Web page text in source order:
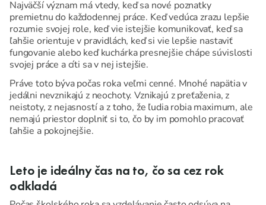
Najväčší význam má vtedy, keď sa nové poznatky
premietnu do každodennej práce. Keď vedúca zrazu lepšie
rozumie svojej role, keď vie istejšie komunikovať, keď sa
ľahšie orientuje v pravidlách, keď si vie lepšie nastaviť
fungovanie alebo keď kuchárka presnejšie chápe súvislosti
svojej práce a cíti sa v nej istejšie.
Práve toto býva počas roka veľmi cenné. Mnohé napätia v
jedálni nevznikajú z neochoty. Vznikajú z preťaženia, z
neistoty, z nejasností a z toho, že ľudia robia maximum, ale
nemajú priestor doplniť si to, čo by im pomohlo pracovať
ľahšie a pokojnejšie.
Leto je ideálny čas na to, čo sa cez rok
odkladá